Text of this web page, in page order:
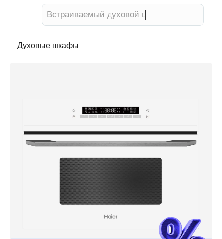
Телевизор
Духовые шкафы